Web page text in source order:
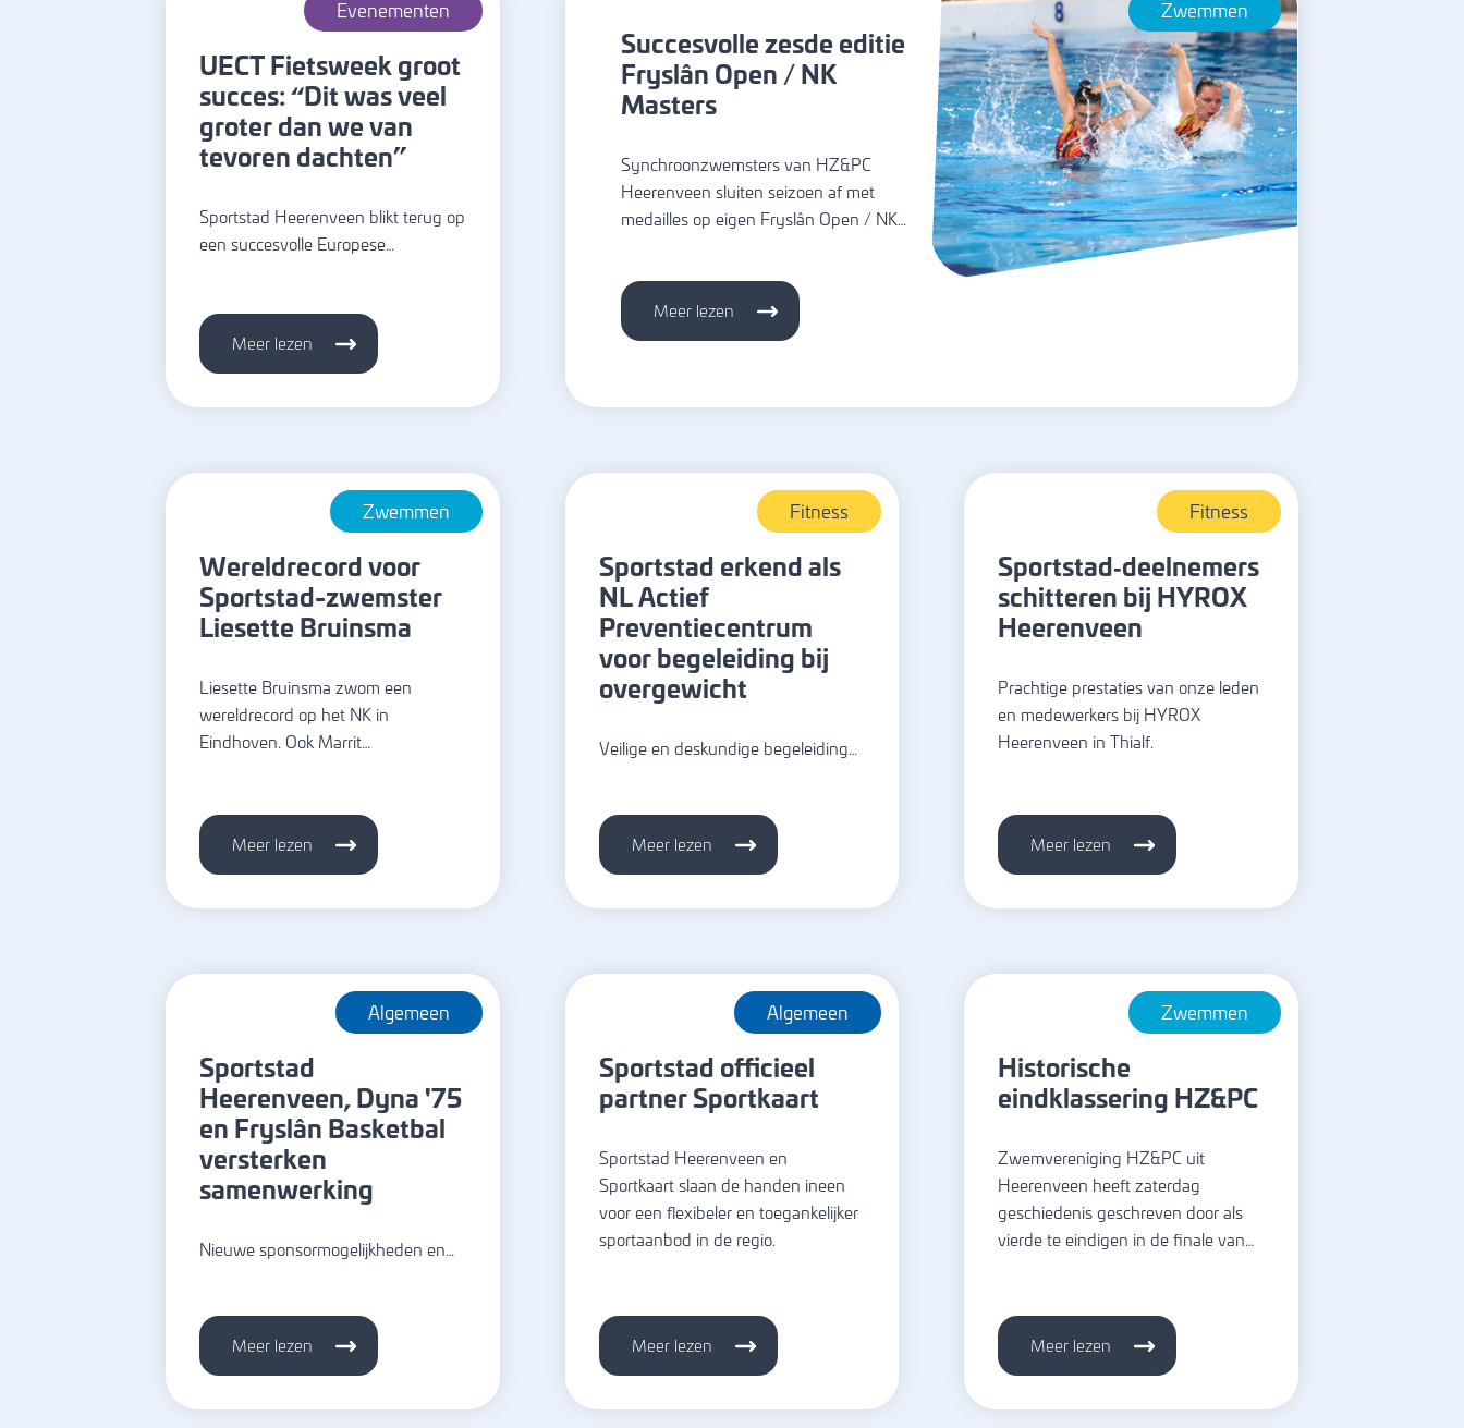
UECT Fietsweek groot
succes: “Dit was veel
groter dan we van
tevoren dachten”
Sportstad Heerenveen blikt terug op
een succesvolle Europese…
Evenementen
Meer lezen
Succesvolle zesde editie
Fryslân Open / NK
Masters
Synchroonzwemsters van HZ&PC
Heerenveen sluiten seizoen af met
medailles op eigen Fryslân Open / NK…
Zwemmen
Meer lezen
Wereldrecord voor
Sportstad-zwemster
Liesette Bruinsma
Liesette Bruinsma zwom een
wereldrecord op het NK in
Eindhoven. Ook Marrit…
Zwemmen
Meer lezen
Sportstad erkend als
NL Actief
Preventiecentrum
voor begeleiding bij
overgewicht
Veilige en deskundige begeleiding…
Fitness
Meer lezen
Sportstad‑deelnemers
schitteren bij HYROX
Heerenveen
Prachtige prestaties van onze leden
en medewerkers bij HYROX
Heerenveen in Thialf.
Fitness
Meer lezen
Sportstad
Heerenveen, Dyna '75
en Fryslân Basketbal
versterken
samenwerking
Nieuwe sponsormogelijkheden en…
Algemeen
Meer lezen
Sportstad officieel
partner Sportkaart
Sportstad Heerenveen en
Sportkaart slaan de handen ineen
voor een flexibeler en toegankelijker
sportaanbod in de regio.
Algemeen
Meer lezen
Historische
eindklassering HZ&PC
Zwemvereniging HZ&PC uit
Heerenveen heeft zaterdag
geschiedenis geschreven door als
vierde te eindigen in de finale van…
Zwemmen
Meer lezen